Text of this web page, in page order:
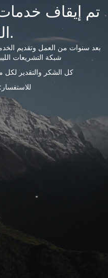
تم إيقاف
الليبية.
بعد سنوات من العمل وتقديم
شبكة التشريعات
كل الشكر والتقدير لكل
للاستفسار: 0928080169